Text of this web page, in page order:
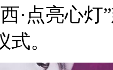
·点亮心
。